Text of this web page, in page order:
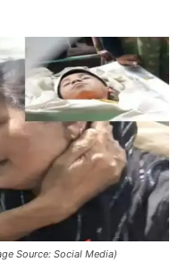
Source: Social Media)